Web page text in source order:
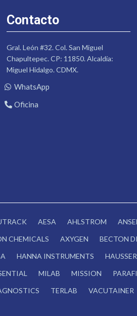
Contacto
Gral. León #32. Col. San Miguel
Chapultepec. CP: 11850. Alcaldía:
Miguel Hidalgo. CDMX.
WhatsApp
Oficina
AESA AHLSTROM
CHEMICALS AXYGEN BECTON
HANNA INSTRUMENTS
MILAB MISSION
TERLAB VACUTAINER